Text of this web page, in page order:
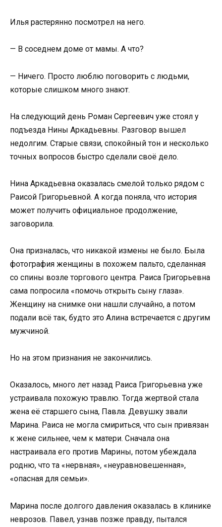
Илья растерянно посмотрел на него.
— В соседнем доме от мамы. А что?
— Ничего. Просто люблю поговорить с людьми,
которые слишком много знают.
На следующий день Роман Сергеевич уже стоял у
подъезда Нины Аркадьевны. Разговор вышел
недолгим. Старые связи, спокойный тон и несколько
точных вопросов быстро сделали своё дело.
Нина Аркадьевна оказалась смелой только рядом с
Раисой Григорьевной. А когда поняла, что история
может получить официальное продолжение,
заговорила.
Она призналась, что никакой измены не было. Была
фотография женщины в похожем пальто, сделанная
со спины возле торгового центра. Раиса Григорьевна
сама попросила «помочь открыть сыну глаза».
Женщину на снимке они нашли случайно, а потом
подали всё так, будто это Алина встречается с другим
мужчиной.
Но на этом признания не закончились.
Оказалось, много лет назад Раиса Григорьевна уже
устраивала похожую травлю. Тогда жертвой стала
жена её старшего сына, Павла. Девушку звали
Марина. Раиса не могла смириться, что сын привязан
к жене сильнее, чем к матери. Сначала она
настраивала его против Марины, потом убеждала
родню, что та «нервная», «неуравновешенная»,
«опасная для семьи».
Марина после долгого давления оказалась в клинике
неврозов. Павел, узнав позже правду, пытался